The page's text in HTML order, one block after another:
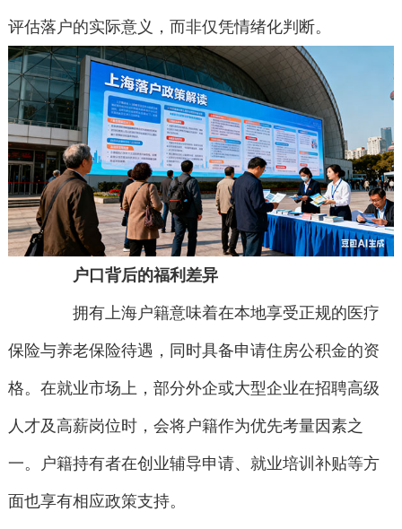
评估落户的实际意义，而非仅凭情绪化判断。
户口背后的福利差异
拥有上海户籍意味着在本地享受正规的医疗
保险与养老保险待遇，同时具备申请住房公积金的资
格。在就业市场上，部分外企或大型企业在招聘高级
人才及高薪岗位时，会将户籍作为优先考量因素之
一。户籍持有者在创业辅导申请、就业培训补贴等方
面也享有相应政策支持。